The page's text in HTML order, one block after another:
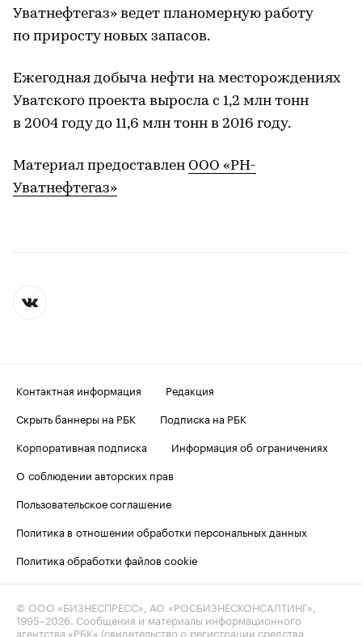
Уватнефтегаз» ведет планомерную работу
по приросту новых запасов.
Ежегодная добыча нефти на месторождениях
Уватского проекта выросла с 1,2 млн тонн
в 2004 году до 11,6 млн тонн в 2016 году.
Материал предоставлен ООО «РН-
Уватнефтегаз»
Контактная информация
Редакция
Скрыть баннеры на РБК
Подписка на РБК
Корпоративная подписка
Информация об ограничениях
О соблюдении авторских прав
Пользовательское соглашение
Политика в отношении обработки персональных данных
Политика обработки файлов cookie
© ООО «БИЗНЕСПРЕСС», АО «РОСБИЗНЕСКОНСАЛТИНГ»,
1995–2026. Сообщения и материалы информационного
агентства «РБК» (свидетельство о регистрации средства